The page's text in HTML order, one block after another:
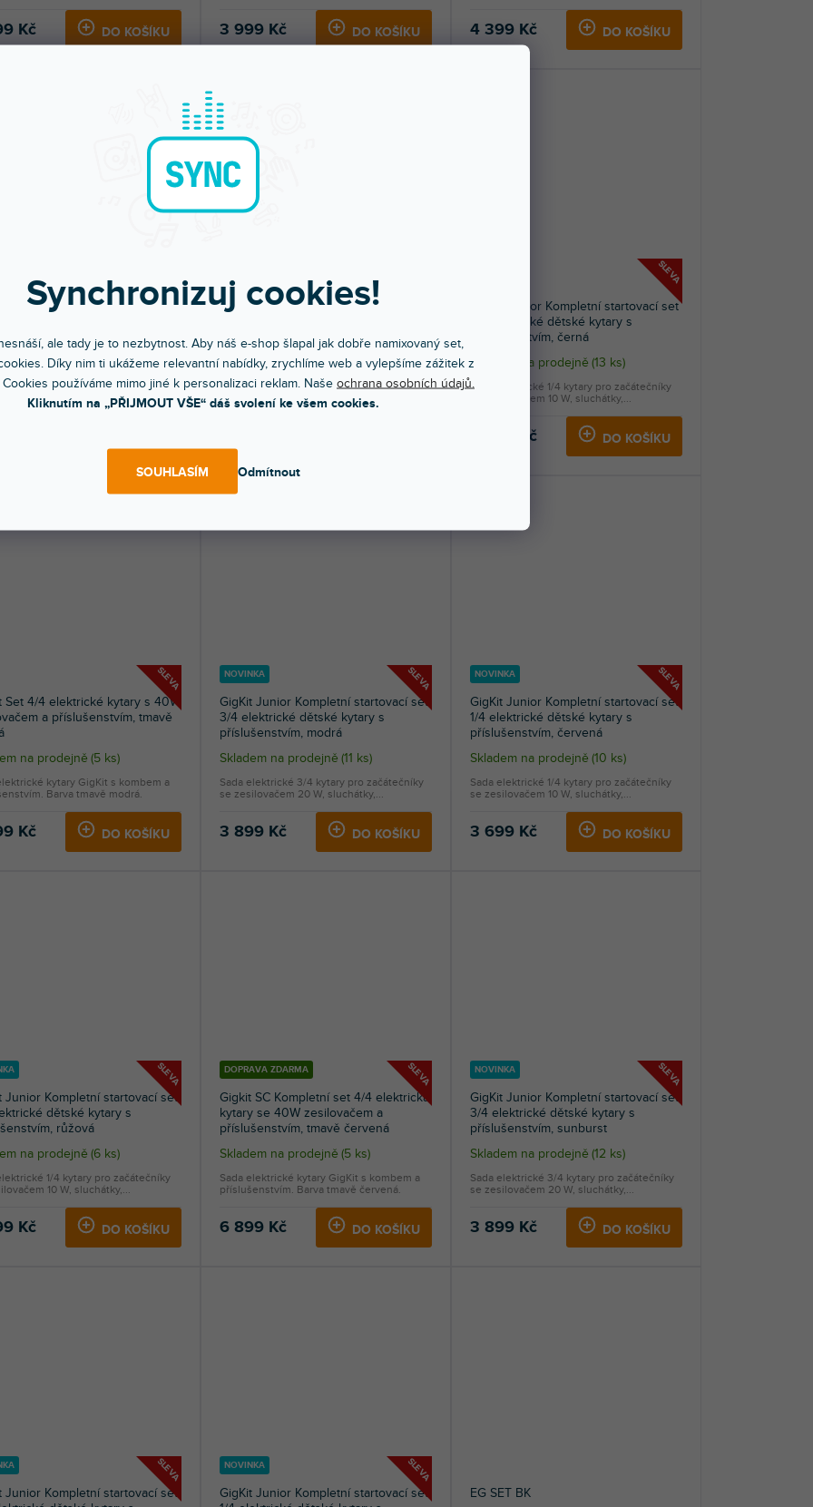
Synchronizuj cookies!
ale tady je to nezbytnost. Aby náš e-shop šlapal jak dobře namixovaný set,
Díky nim ti ukážeme relevantní nabídky, zrychlíme web a vylepšíme zážitek z
používáme mimo jiné k personalizaci reklam. Naše ochrana osobních údajů.
Kliknutím na „PŘIJMOUT VŠE“ dáš svolení ke všem cookies.
Odmítnout
SOUHLASÍM
Kč DO KOŠÍKU 3 999 Kč DO KOŠÍKU 4 399 Kč DO KOŠÍKU
Set 4/4 elektrické kytary s 40W
na prodejně(3 ks)
Kč
kytary GigKit s kombem a
Barva černá.
Gigkit SC Kompletní set 4/4 elektrická
kytary se 40W zesilovačem a
Průměrné
hodnocení
produktu
je
z
hvězdiček.
Skladem na prodejně(3 ks)
Sada elektrické kytary GigKit obsahuje vše,
co potřebujete, abyste mohli...
SLEVA
GigKit Junior Kompletní startovací set
1/4 elektrické dětské kytary s
příslušenstvím, černá
Skladem na prodejně (13 ks)
3 699 Kč DO KOŠÍKU
Sada elektrické 1/4 kytary pro začátečníky
se zesilovačem 10 W, sluchátky,...
SLEVA
Set 4/4 elektrické kytary s 40W
a příslušenstvím, tmavě
na prodejně (5 ks)
Kč DO KOŠÍKU
kytary GigKit s kombem a
Barva tmavě modrá.
SLEVA
NOVINKA
GigKit Junior Kompletní startovací set
3/4 elektrické dětské kytary s
příslušenstvím, modrá
Skladem na prodejně (11 ks)
3 899 Kč DO KOŠÍKU
Sada elektrické 3/4 kytary pro začátečníky
se zesilovačem 20 W, sluchátky,...
SLEVA
NOVINKA
GigKit Junior Kompletní startovací set
1/4 elektrické dětské kytary s
příslušenstvím, červená
Skladem na prodejně (10 ks)
3 699 Kč DO KOŠÍKU
Sada elektrické 1/4 kytary pro začátečníky
se zesilovačem 10 W, sluchátky,...
SLEVA
Junior Kompletní startovací set
dětské kytary s
růžová
na prodejně (6 ks)
Kč DO KOŠÍKU
1/4 kytary pro začátečníky
10 W, sluchátky,...
SLEVA
DOPRAVA ZDARMA
Gigkit SC Kompletní set 4/4 elektrická
kytary se 40W zesilovačem a
příslušenstvím, tmavě červená
Skladem na prodejně (5 ks)
6 899 Kč DO KOŠÍKU
Sada elektrické kytary GigKit s kombem a
příslušenstvím. Barva tmavě červená.
SLEVA
NOVINKA
GigKit Junior Kompletní startovací set
3/4 elektrické dětské kytary s
příslušenstvím, sunburst
Skladem na prodejně (12 ks)
3 899 Kč DO KOŠÍKU
Sada elektrické 3/4 kytary pro začátečníky
se zesilovačem 20 W, sluchátky,...
SLEVA
Junior Kompletní startovací set
SLEVA
NOVINKA
GigKit Junior Kompletní startovací set
EG SET BK